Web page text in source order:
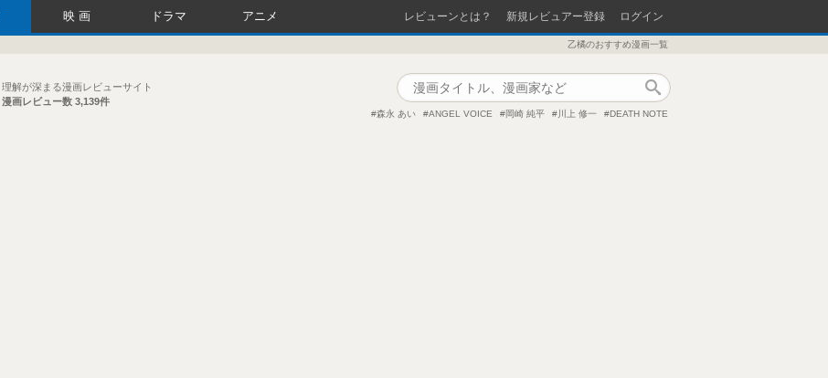
映画 ドラマ アニメ レビューンとは？ 新規レビュアー登録 ログイン
乙橘のおすすめ漫画一覧
理解が深まる漫画レビューサイト
漫画レビュー数 3,139件
森永 あい ANGEL VOICE 岡崎 純平 川上 修一 DEATH NOTE